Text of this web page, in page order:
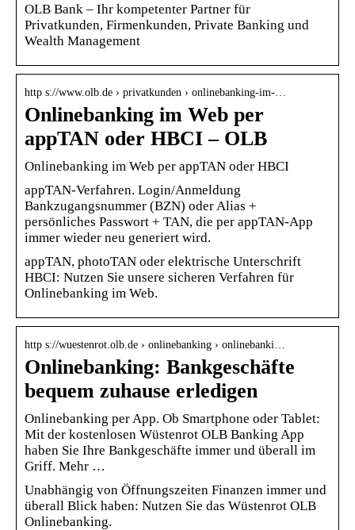
OLB Bank – Ihr kompetenter Partner für
Privatkunden, Firmenkunden, Private Banking und
Wealth Management
http s://www.olb.de › privatkunden › onlinebanking-im-…
Onlinebanking im Web per
appTAN oder HBCI – OLB
Onlinebanking im Web per appTAN oder HBCI
appTAN-Verfahren. Login/Anmeldung
Bankzugangsnummer (BZN) oder Alias +
persönliches Passwort + TAN, die per appTAN-App
immer wieder neu generiert wird.
appTAN, photoTAN oder elektrische Unterschrift
HBCI: Nutzen Sie unsere sicheren Verfahren für
Onlinebanking im Web.
http s://wuestenrot.olb.de › onlinebanking › onlinebanki…
Onlinebanking: Bankgeschäfte
bequem zuhause erledigen
Onlinebanking per App. Ob Smartphone oder Tablet:
Mit der kostenlosen Wüstenrot OLB Banking App
haben Sie Ihre Bankgeschäfte immer und überall im
Griff. Mehr …
Unabhängig von Öffnungszeiten Finanzen immer und
überall Blick haben: Nutzen Sie das Wüstenrot OLB
Onlinebanking.